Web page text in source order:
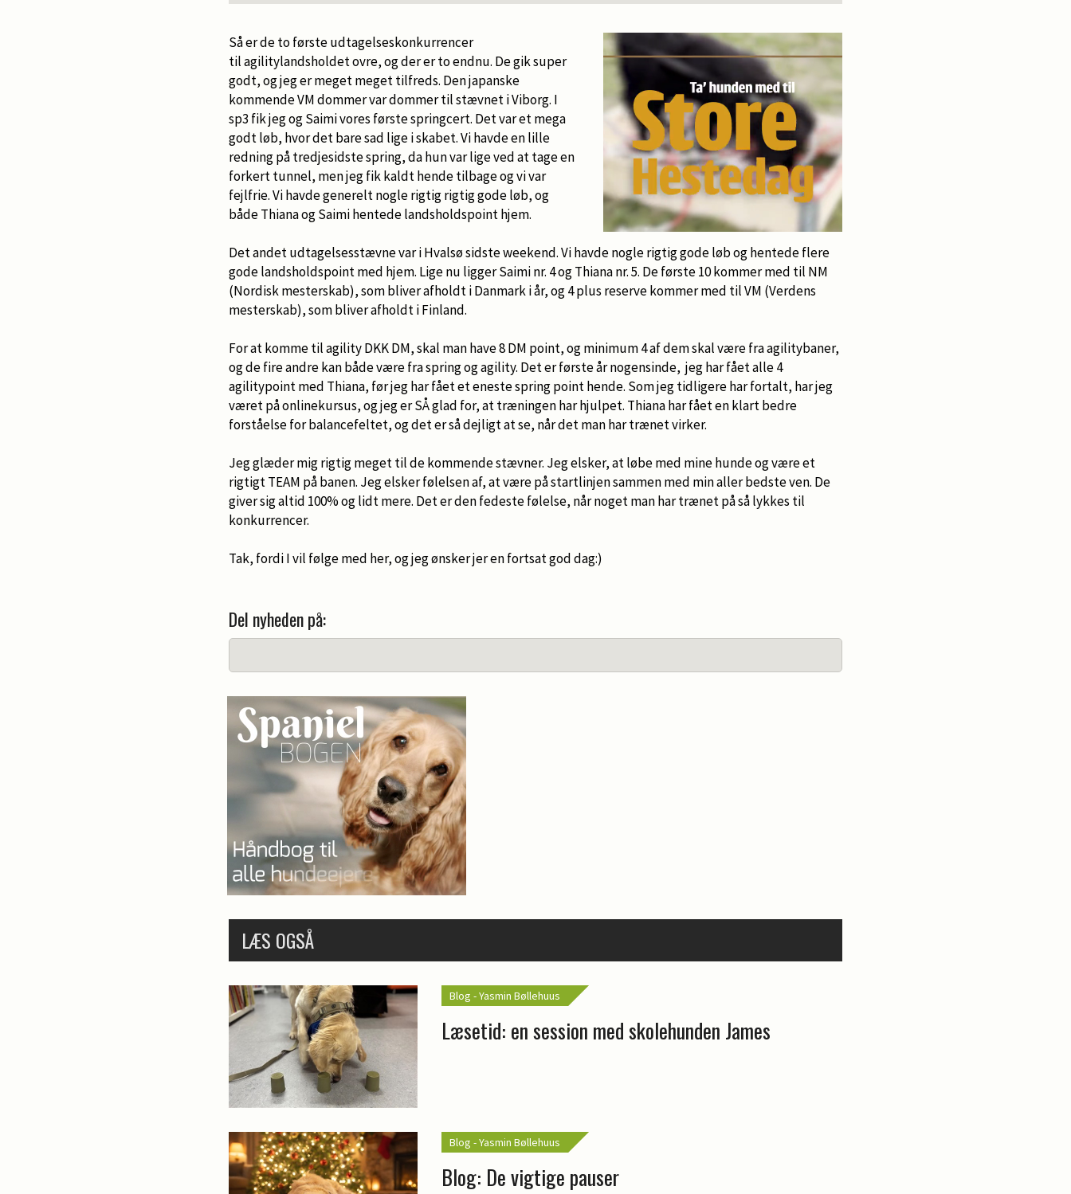
Så er de to første udtagelseskonkurrencer
til agilitylandsholdet ovre, og der er to endnu. De gik super
godt, og jeg er meget meget tilfreds. Den japanske
kommende VM dommer var dommer til stævnet i Viborg. I
sp3 fik jeg og Saimi vores første springcert. Det var et mega
godt løb, hvor det bare sad lige i skabet. Vi havde en lille
redning på tredjesidste spring, da hun var lige ved at tage en
forkert tunnel, men jeg fik kaldt hende tilbage og vi var
fejlfrie. Vi havde generelt nogle rigtig rigtig gode løb, og
både Thiana og Saimi hentede landsholdspoint hjem.
Det andet udtagelsesstævne var i Hvalsø sidste weekend. Vi havde nogle rigtig gode løb og hentede flere
gode landsholdspoint med hjem. Lige nu ligger Saimi nr. 4 og Thiana nr. 5. De første 10 kommer med til NM
(Nordisk mesterskab), som bliver afholdt i Danmark i år, og 4 plus reserve kommer med til VM (Verdens
mesterskab), som bliver afholdt i Finland.
For at komme til agility DKK DM, skal man have 8 DM point, og minimum 4 af dem skal være fra agilitybaner,
og de fire andre kan både være fra spring og agility. Det er første år nogensinde, jeg har fået alle 4
agilitypoint med Thiana, før jeg har fået et eneste spring point hende. Som jeg tidligere har fortalt, har jeg
været på onlinekursus, og jeg er SÅ glad for, at træningen har hjulpet. Thiana har fået en klart bedre
forståelse for balancefeltet, og det er så dejligt at se, når det man har trænet virker.
Jeg glæder mig rigtig meget til de kommende stævner. Jeg elsker, at løbe med mine hunde og være et
rigtigt TEAM på banen. Jeg elsker følelsen af, at være på startlinjen sammen med min aller bedste ven. De
giver sig altid 100% og lidt mere. Det er den fedeste følelse, når noget man har trænet på så lykkes til
konkurrencer.
Tak, fordi I vil følge med her, og jeg ønsker jer en fortsat god dag:)
Del nyheden på:
LÆS OGSÅ
Blog - Yasmin Bøllehuus
Læsetid: en session med skolehunden James
Blog - Yasmin Bøllehuus
Blog: De vigtige pauser